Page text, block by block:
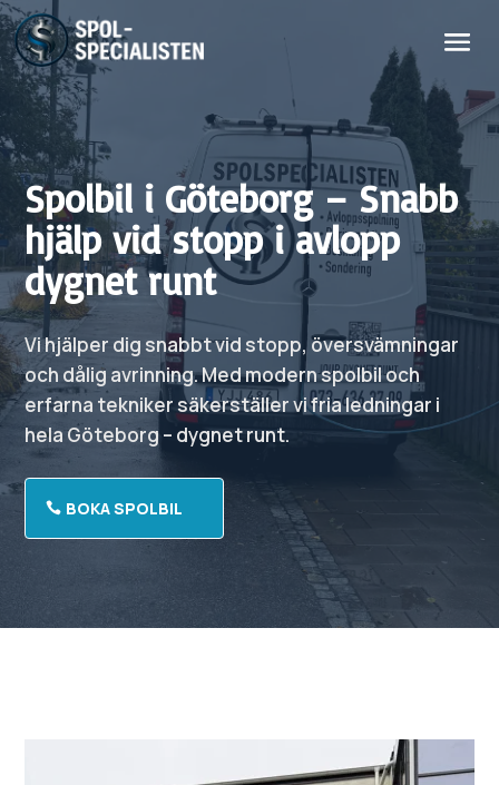
Spolbil i Göteborg – Snabb
hjälp vid stopp i avlopp
dygnet runt
Vi hjälper dig snabbt vid stopp, översvämningar
och dålig avrinning. Med modern spolbil och
erfarna tekniker säkerställer vi fria ledningar i
hela Göteborg – dygnet runt.
BOKA SPOLBIL